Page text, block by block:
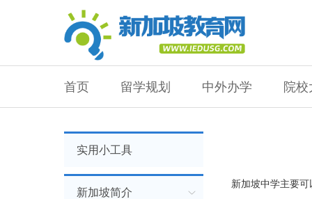
首页 留学规划 中外办学 院
实用小工具
新加坡简介
新加坡中学主要